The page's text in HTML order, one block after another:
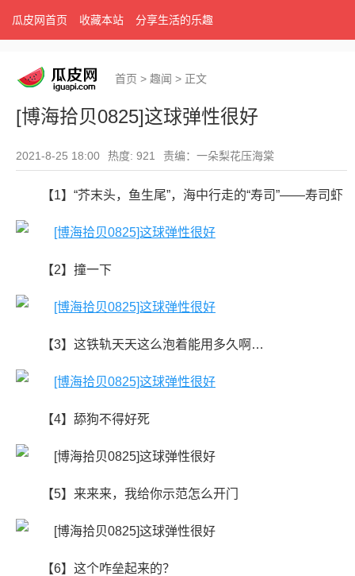
瓜皮网首页 收藏本站 分享生活的乐趣
首页 > 趣闻 > 正文
[博海拾贝0825]这球弹性很好
2021-8-25 18:00 热度: 921 责编：一朵梨花压海棠
【1】“芥末头，鱼生尾”，海中行走的“寿司”——寿司虾
【2】撞一下
【3】这铁轨天天这么泡着能用多久啊…
【4】舔狗不得好死
【5】来来来，我给你示范怎么开门
【6】​这个咋垒起来的？